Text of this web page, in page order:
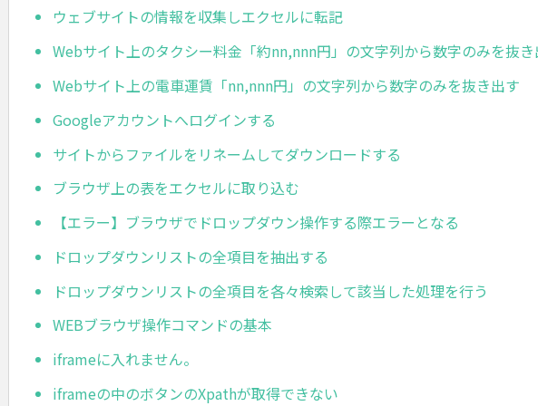
ウェブサイトの情報を収集しエクセルに転記
Webサイト上のタクシー料金「約nn,nnn円」の文字列から数字のみを抜
Webサイト上の電車運賃「nn,nnn円」の文字列から数字のみを抜き出す
Googleアカウントへログインする
サイトからファイルをリネームしてダウンロードする
ブラウザ上の表をエクセルに取り込む
【エラー】ブラウザでドロップダウン操作する際エラーとなる
ドロップダウンリストの全項目を抽出する
ドロップダウンリストの全項目を各々検索して該当した処理を行う
WEBブラウザ操作コマンドの基本
iframeに入れません。
iframeの中のボタンのXpathが取得できない